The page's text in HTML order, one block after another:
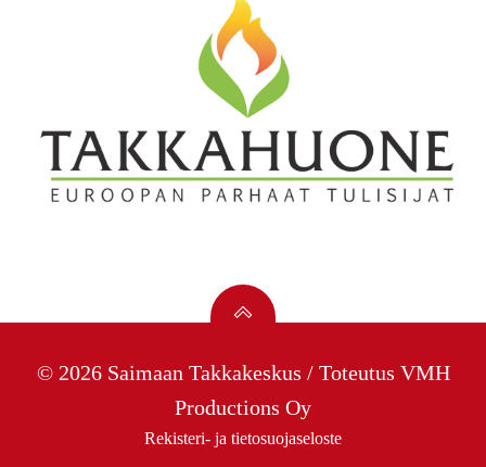
© 2026 Saimaan Takkakeskus / Toteutus VMH
Productions Oy
Rekisteri- ja tietosuojaseloste